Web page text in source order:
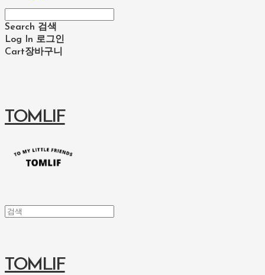
Search 검색
Log In 로그인
Cart장바구니
TOMLIF
TOMLIF